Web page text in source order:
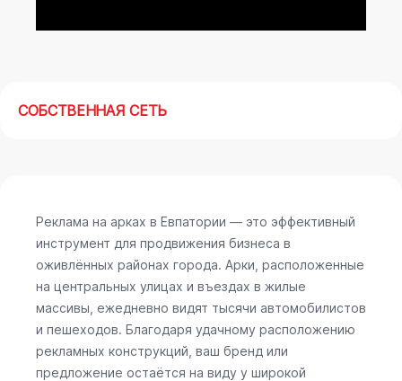
СОБСТВЕННАЯ СЕТЬ
Реклама на арках в Евпатории — это эффективный
инструмент для продвижения бизнеса в
оживлённых районах города. Арки, расположенные
на центральных улицах и въездах в жилые
массивы, ежедневно видят тысячи автомобилистов
и пешеходов. Благодаря удачному расположению
рекламных конструкций, ваш бренд или
предложение остаётся на виду у широкой